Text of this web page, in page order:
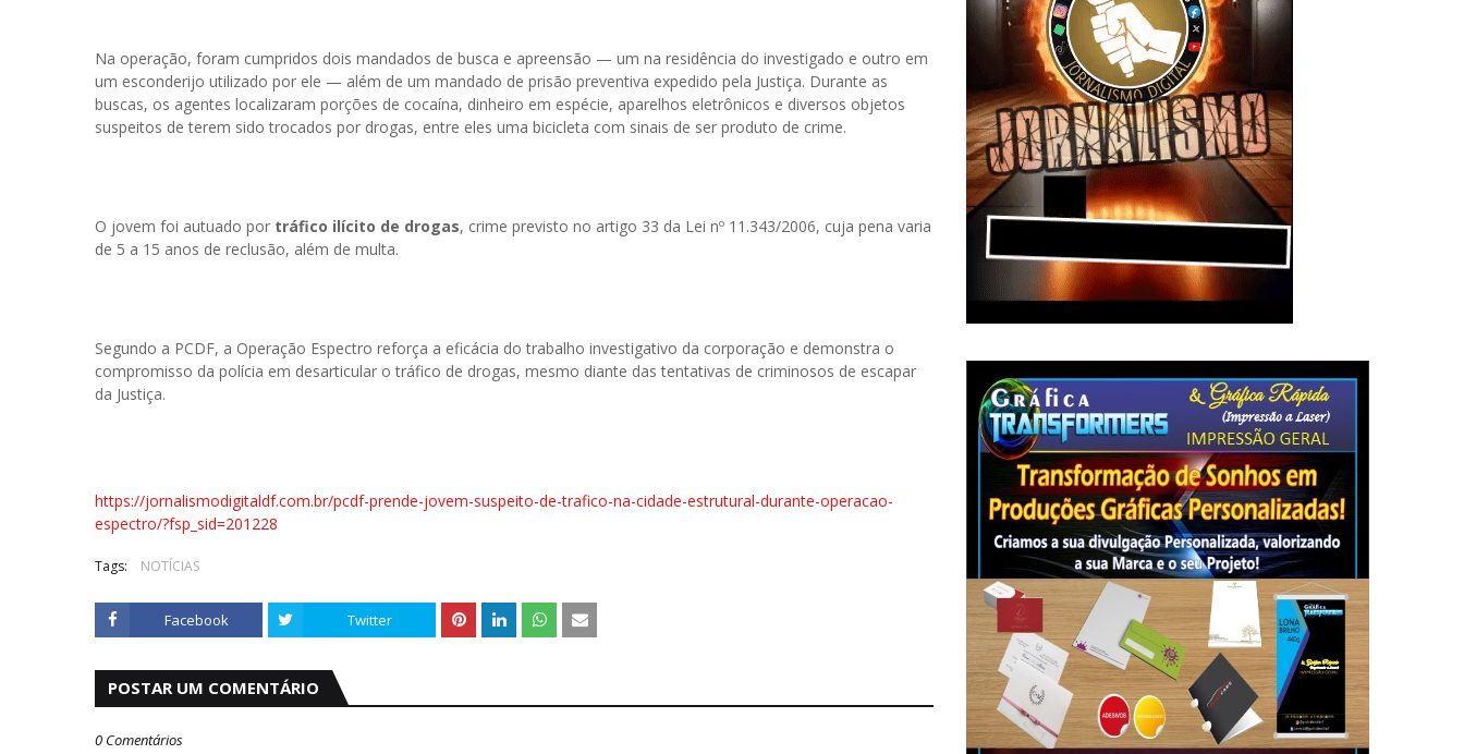
Na operação, foram cumpridos dois mandados de busca e apreensão — um na residência do investigado e outro em
um esconderijo utilizado por ele — além de um mandado de prisão preventiva expedido pela Justiça. Durante as
buscas, os agentes localizaram porções de cocaína, dinheiro em espécie, aparelhos eletrônicos e diversos objetos
suspeitos de terem sido trocados por drogas, entre eles uma bicicleta com sinais de ser produto de crime.
O jovem foi autuado por tráfico ilícito de drogas, crime previsto no artigo 33 da Lei nº 11.343/2006, cuja pena varia
de 5 a 15 anos de reclusão, além de multa.
Segundo a PCDF, a Operação Espectro reforça a eficácia do trabalho investigativo da corporação e demonstra o
compromisso da polícia em desarticular o tráfico de drogas, mesmo diante das tentativas de criminosos de escapar
da Justiça.
https://jornalismodigitaldf.com.br/pcdf-prende-jovem-suspeito-de-trafico-na-cidade-estrutural-durante-operacao-
espectro/?fsp_sid=201228
Tags: NOTÍCIAS
Facebook Twitter
POSTAR UM COMENTÁRIO
0 Comentários